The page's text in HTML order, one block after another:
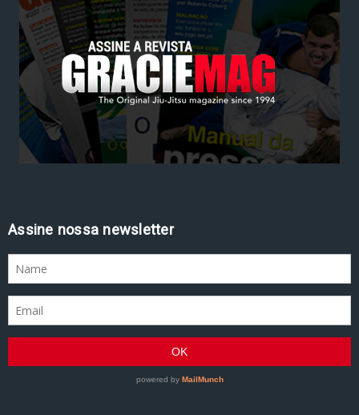
Assine nossa newsletter